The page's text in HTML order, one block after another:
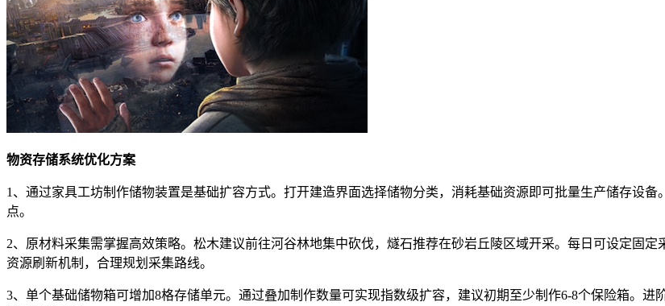
物资存储系统优化方案
1、通过家具工坊制作储物装置是基础扩容方式。打开建造界面选择储物分类，消耗基础资源即可批量生产储存设
点。
2、原材料采集需掌握高效策略。松木建议前往河谷林地集中砍伐，燧石推荐在砂岩丘陵区域开采。每日可设定固
资源刷新机制，合理规划采集路线。
3、单个基础储物箱可增加8格存储单元。通过叠加制作数量可实现指数级扩容，建议初期至少制作6-8个保险箱。